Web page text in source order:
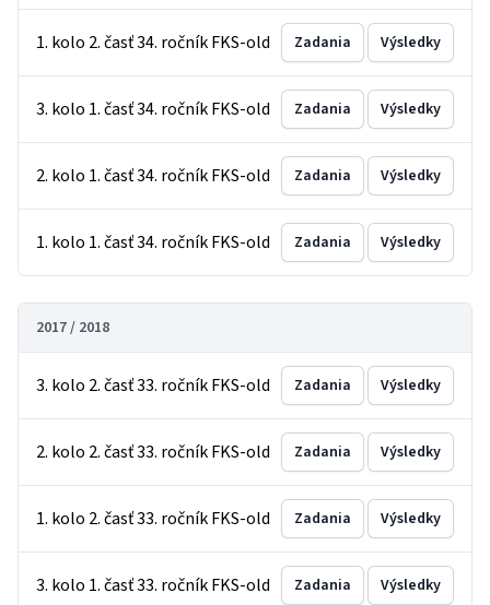
1. kolo 2. časť 34. ročník FKS-old Zadania Výsledky
3. kolo 1. časť 34. ročník FKS-old Zadania Výsledky
2. kolo 1. časť 34. ročník FKS-old Zadania Výsledky
1. kolo 1. časť 34. ročník FKS-old Zadania Výsledky
2017 / 2018
3. kolo 2. časť 33. ročník FKS-old Zadania Výsledky
2. kolo 2. časť 33. ročník FKS-old Zadania Výsledky
1. kolo 2. časť 33. ročník FKS-old Zadania Výsledky
3. kolo 1. časť 33. ročník FKS-old Zadania Výsledky